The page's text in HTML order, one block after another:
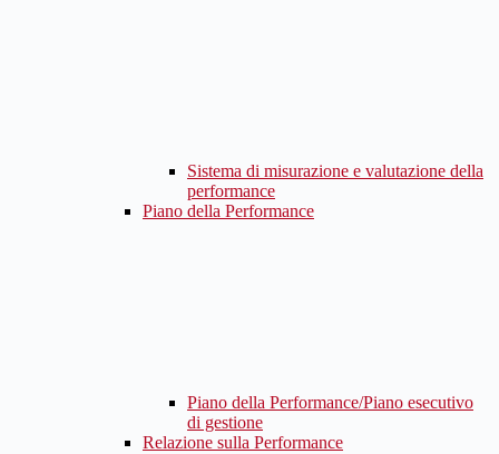
Sistema di misurazione e valutazione della
performance
Piano della Performance
Piano della Performance/Piano esecutivo
di gestione
Relazione sulla Performance